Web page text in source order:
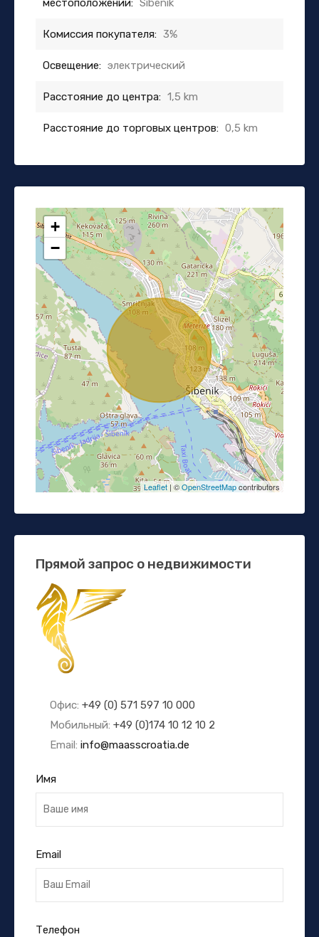
местоположении: Sibenik
Комиссия покупателя: 3%
Освещение: электрический
Расстояние до центра: 1,5 km
Расстояние до торговых центров: 0,5 km
+
−
Leaflet| ©OpenStreetMapcontributors
Прямой запрос о недвижимости
Офис: +49 (0) 571 597 10 000
Мобильный: +49 (0)174 10 12 10 2
Email: info@maasscroatia.de
Имя
Email
Телефон